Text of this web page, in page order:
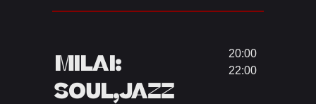
20:00
22:00
MILAI:
SOUL,JAZZ